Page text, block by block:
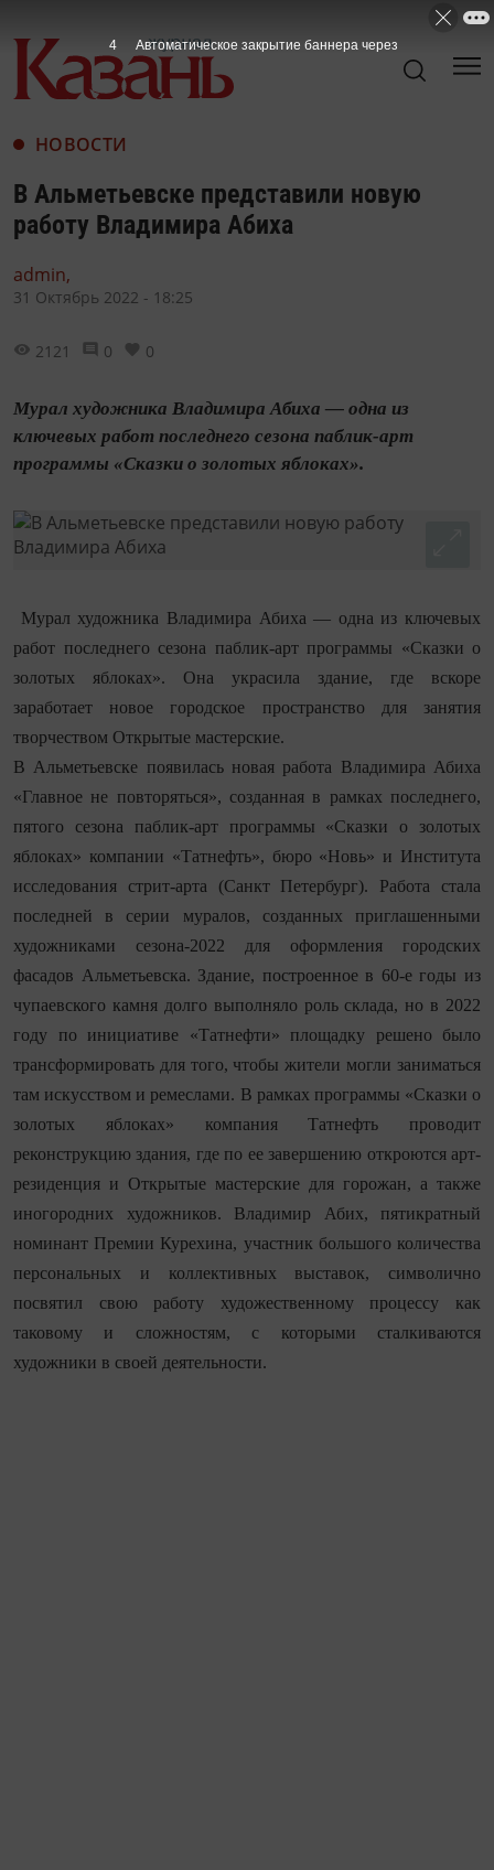
НОВОСТИ
В Альметьевске представили новую
работу Владимира Абиха
admin,
31 Октябрь 2022 - 18:25
2121 0 0
Мурал художника Владимира Абиха — одна из
ключевых работ последнего сезона паблик-арт
программы «Сказки о золотых яблоках».
Мурал художника Владимира Абиха — одна из ключевых
работ последнего сезона паблик-арт программы «Сказки о
золотых яблоках». Она украсила здание, где вскоре
заработает новое городское пространство для занятия
творчеством Открытые мастерские.
В Альметьевске появилась новая работа Владимира Абиха
«Главное не повторяться», созданная в рамках последнего,
пятого сезона паблик-арт программы «Сказки о золотых
яблоках» компании «Татнефть», бюро «Новь» и Института
исследования стрит-арта (Санкт Петербург). Работа стала
последней в серии муралов, созданных приглашенными
художниками сезона-2022 для оформления городских
фасадов Альметьевска. Здание, построенное в 60-е годы из
чупаевского камня долго выполняло роль склада, но в 2022
году по инициативе «Татнефти» площадку решено было
трансформировать для того, чтобы жители могли заниматься
там искусством и ремеслами. В рамках программы «Сказки о
золотых яблоках» компания Татнефть проводит
реконструкцию здания, где по ее завершению откроются арт-
резиденция и Открытые мастерские для горожан, а также
иногородних художников. Владимир Абих, пятикратный
номинант Премии Курехина, участник большого количества
персональных и коллективных выставок, символично
посвятил свою работу художественному процессу как
таковому и сложностям, с которыми сталкиваются
художники в своей деятельности.
3 Автоматическое закрытие баннера через